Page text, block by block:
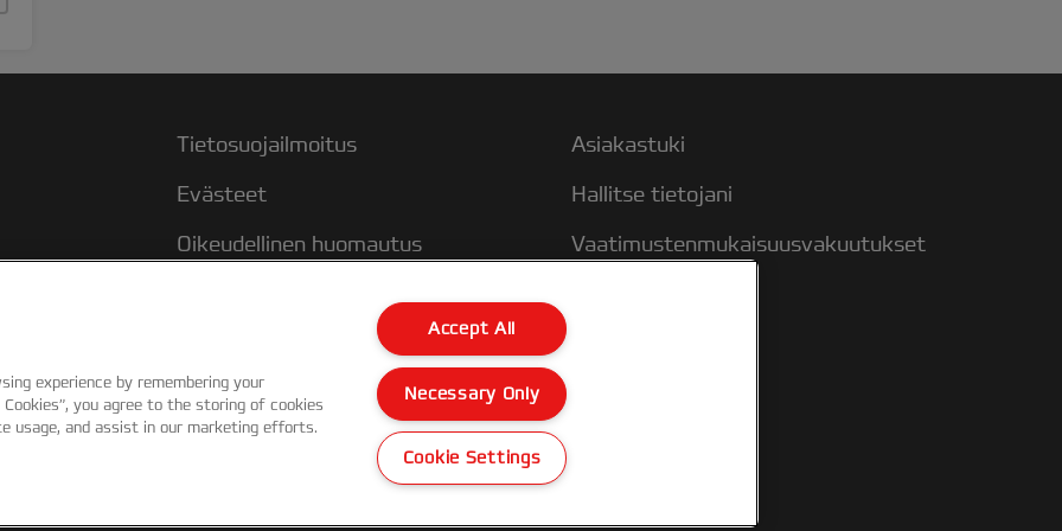
Tietosuojailmoitus
Evästeet
Oikeudellinen huomautus
Asiakastuki
Hallitse tietojani
Vaatimustenmukaisuusvakuutukset
experience by remembering your
you agree to the storing of cookies
usage, and assist in our marketing efforts.
Accept All
Necessary Only
Cookie Settings